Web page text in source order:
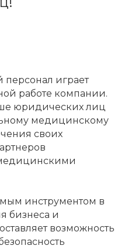
играет
работе компании.
юридических лиц
медицинскому
своих
инструментом в
бизнеса и
возможность